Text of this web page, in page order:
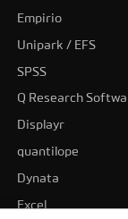
Empirio
Unipark / EFS
SPSS
Q Research
Displayr
quantilope
Dynata
Excel